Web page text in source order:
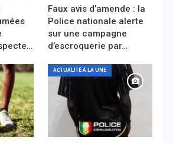
Faux avis d’amende : la
Police nationale alerte
sur une campagne
d’escroquerie par…
ACTUALITÉ À LA UNE